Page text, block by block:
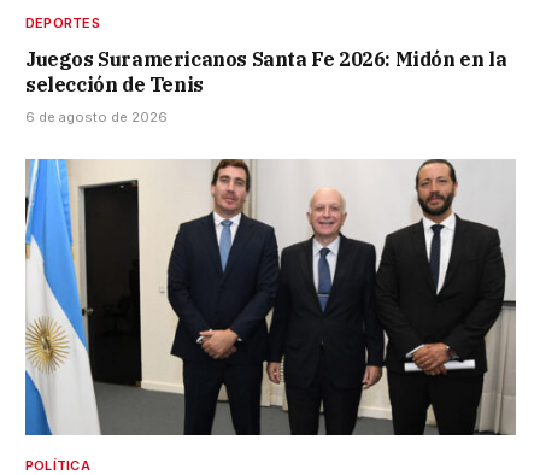
DEPORTES
Juegos Suramericanos Santa Fe 2026: Midón en la
selección de Tenis
6 de agosto de 2026
POLÍTICA